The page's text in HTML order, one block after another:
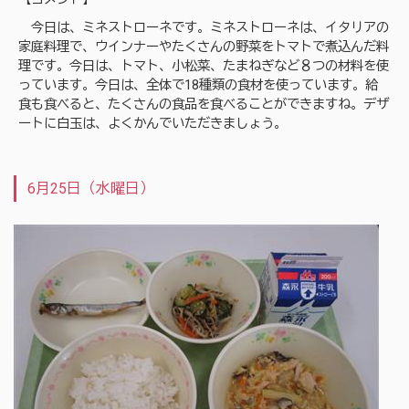
今日は、ミネストローネです。ミネストローネは、イタリアの
家庭料理で、ウインナーやたくさんの野菜をトマトで煮込んだ料
理です。今日は、トマト、小松菜、たまねぎなど８つの材料を使
っています。今日は、全体で18種類の食材を使っています。給
食も食べると、たくさんの食品を食べることができますね。デザ
ートに白玉は、よくかんでいただきましょう。
6月25日（水曜日）